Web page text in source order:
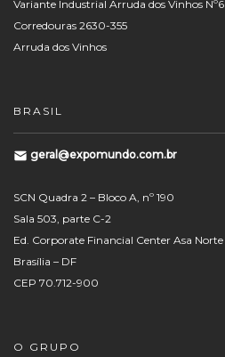
Variante Industrial Arruda dos Vinhos Nº6
Corredouras 2630-355
Arruda dos Vinhos
BRASIL
geral@expomundo.com.br
SCN Quadra 2 – Bloco A, nº 190
Sala 503, parte C-2
Ed. Corporate Financial Center Asa Norte
Brasília – DF
CEP 70.712-900
O GRUPO